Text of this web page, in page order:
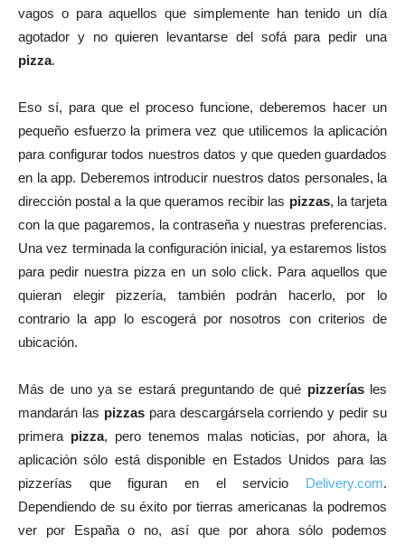
vagos o para aquellos que simplemente han tenido un día
agotador y no quieren levantarse del sofá para pedir una
pizza.
Eso sí, para que el proceso funcione, deberemos hacer un
pequeño esfuerzo la primera vez que utilicemos la aplicación
para configurar todos nuestros datos y que queden guardados
en la app. Deberemos introducir nuestros datos personales, la
dirección postal a la que queramos recibir las pizzas, la tarjeta
con la que pagaremos, la contraseña y nuestras preferencias.
Una vez terminada la configuración inicial, ya estaremos listos
para pedir nuestra pizza en un solo click. Para aquellos que
quieran elegir pizzería, también podrán hacerlo, por lo
contrario la app lo escogerá por nosotros con criterios de
ubicación.
Más de uno ya se estará preguntando de qué pizzeríasles
mandarán las pizzaspara descargársela corriendo y pedir su
primera pizza, pero tenemos malas noticias, por ahora, la
aplicación sólo está disponible en Estados Unidos para las
pizzerías que figuran en el servicio Delivery.com.
Dependiendo de su éxito por tierras americanas la podremos
ver por España o no, así que por ahora sólo podemos